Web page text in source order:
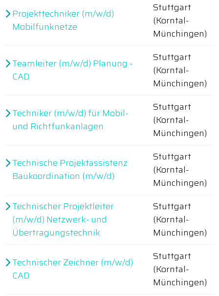
Projekttechniker (m/w/d)
Mobilfunknetze
Stuttgart
(Korntal-
Münchingen)
Teamleiter (m/w/d) Planung -
CAD
Stuttgart
(Korntal-
Münchingen)
Techniker (m/w/d) für Mobil-
und Richtfunkanlagen
Stuttgart
(Korntal-
Münchingen)
Technische Projektassistenz
Baukoordination (m/w/d)
Stuttgart
(Korntal-
Münchingen)
Technischer Projektleiter
(m/w/d) Netzwerk- und
Übertragungstechnik
Stuttgart
(Korntal-
Münchingen)
Technischer Zeichner (m/w/d)
CAD
Stuttgart
(Korntal-
Münchingen)